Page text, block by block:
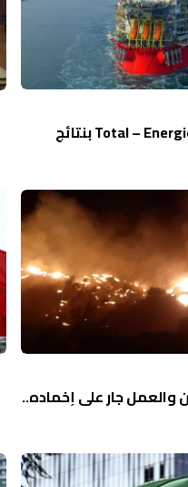
"الطاقة" تطالب Total – Energies بنتائج
جار على إخماده..